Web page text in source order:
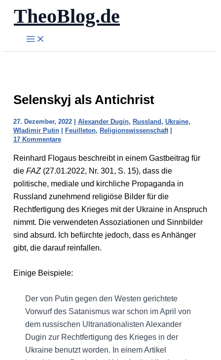
Zum
Inhalt
springen
TheoBlog.de
Selenskyj als Antichrist
27. Dezember, 2022 | Alexander Dugin, Russland, Ukraine,
Wladimir Putin| Feuilleton, Religionswissenschaft|
17 Kommentare
Reinhard Flogaus beschreibt in einem Gastbeitrag für
die FAZ(27.01.2022, Nr. 301, S. 15), dass die
politische, mediale und kirchliche Propaganda in
Russland zunehmend religiöse Bilder für die
Rechtfertigung des Krieges mit der Ukraine in Anspruch
nimmt. Die verwendeten Assoziationen und Sinnbilder
sind absurd. Ich befürchte jedoch, dass es Anhänger
gibt, die darauf reinfallen.
Einige Beispiele:
Der von Putin gegen den Westen gerichtete
Vorwurf des Satanismus war schon im April von
dem russischen Ultranationalisten Alexander
Dugin zur Rechtfertigung des Krieges in der
Ukraine benutzt worden. In einem Artikel